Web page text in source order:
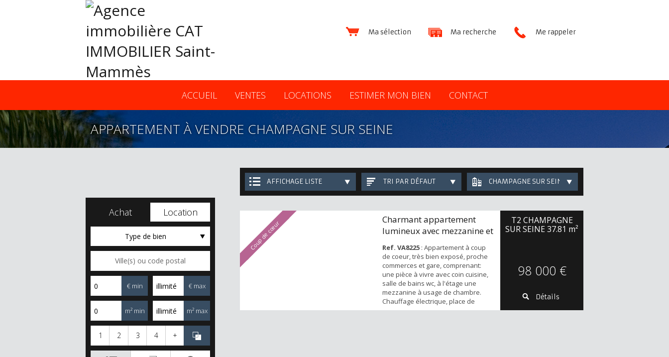
Me rappeler
Ma recherche
Ma sélection
ACCUEIL VENTES LOCATIONS ESTIMER MON BIEN CONTACT
APPARTEMENT À VENDRE CHAMPAGNE SUR SEINE
Achat Location
Type de bien
€ min € max
m² min m² max
1 2 3 4 +
AFFICHAGE LISTE TRI PAR DÉFAUT CHAMPAGNE SUR SEINE
Coup de cœur
Charmant appartement
lumineux avec mezzanine et
parking
Ref. VA8225 : Appartement à coup
de coeur, très bien exposé, proche
commerces et gare, comprenant:
une pièce à vivre avec coin cuisine,
salle de bains wc, à l'étage une
mezzanine à usage de chambre.
Chauffage électrique, place de
parking. Libre maintenant!!!
T2 CHAMPAGNE
SUR SEINE37.81 m²
98 000 €
Détails